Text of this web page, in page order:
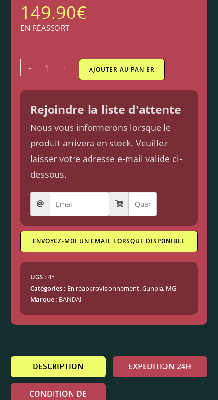
149.90€
EN RÉASSORT
- + AJOUTER AU PANIER
Rejoindre la liste d'attente
Nous vous informerons lorsque le
produit arrivera en stock. Veuillez
laisser votre adresse e-mail valide ci-
dessous.
ENVOYEZ-MOI UN EMAIL LORSQUE DISPONIBLE
UGS :45
Catégories : En réapprovisionnement,Gunpla, MG
Marque : BANDAI
DESCRIPTION EXPÉDITION 24H
CONDITION DE